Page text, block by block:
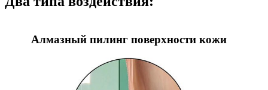
Алмазный пилинг поверхности кожи